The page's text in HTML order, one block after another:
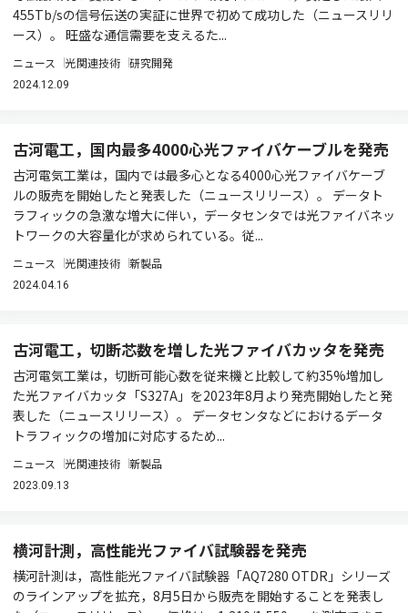
455Tb/sの信号伝送の実証に世界で初めて成功した（ニュースリリ
ース）。 旺盛な通信需要を支えるた...
ニュース 光関連技術 研究開発
2024.12.09
古河電工，国内最多4000心光ファイバケーブルを発売
古河電気工業は，国内では最多心となる4000心光ファイバケーブ
ルの販売を開始したと発表した（ニュースリリース）。 データト
ラフィックの急激な増大に伴い，データセンタでは光ファイバネッ
トワークの大容量化が求められている。従...
ニュース 光関連技術 新製品
2024.04.16
古河電工，切断芯数を増した光ファイバカッタを発売
古河電気工業は，切断可能心数を従来機と比較して約35%増加し
た光ファイバカッタ「S327A」を2023年8月より発売開始したと発
表した（ニュースリリース）。 データセンタなどにおけるデータ
トラフィックの増加に対応するため...
ニュース 光関連技術 新製品
2023.09.13
横河計測，高性能光ファイバ試験器を発売
横河計測は，高性能光ファイバ試験器「AQ7280 OTDR」シリーズ
のラインアップを拡充，8月5日から販売を開始することを発表し